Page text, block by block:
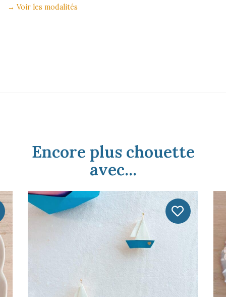
→ Voir les modalités
Encore plus chouette
avec...